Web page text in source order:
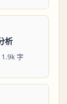
析
1.9k 字